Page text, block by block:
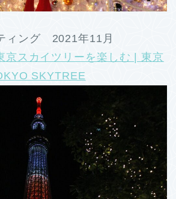
ィング 2021年11月
京スカイツリーを楽しむ | 東京
SKYTREE